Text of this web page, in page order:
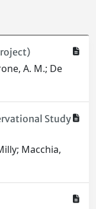
A. M.; De
Study
Macchia,